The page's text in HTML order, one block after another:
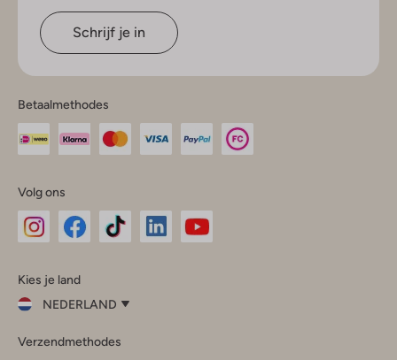
Schrijf je in
Betaalmethodes
Volg ons
InstagramFacebook
Kies je land
NEDERLAND
je
Verzendmethodes